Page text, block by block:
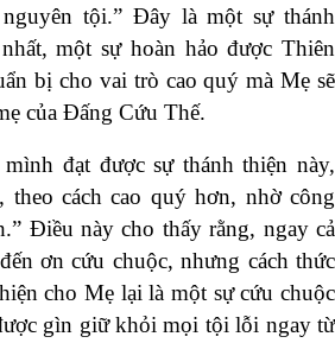
tội.” Đây là một sự thánh
một sự hoàn hảo được Thiên
bị cho vai trò cao quý mà Mẹ sẽ
của Đấng Cứu Thế.
đạt được sự thánh thiện này,
theo cách cao quý hơn, nhờ công
Điều này cho thấy rằng, ngay cả
ơn cứu chuộc, nhưng cách thức
cho Mẹ lại là một sự cứu chuộc
gìn giữ khỏi mọi tội lỗi ngay từ